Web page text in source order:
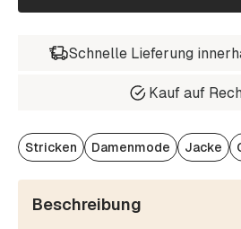
Schnelle Lieferung
Kauf auf
Stricken Damenmode Jacke
Beschreibung